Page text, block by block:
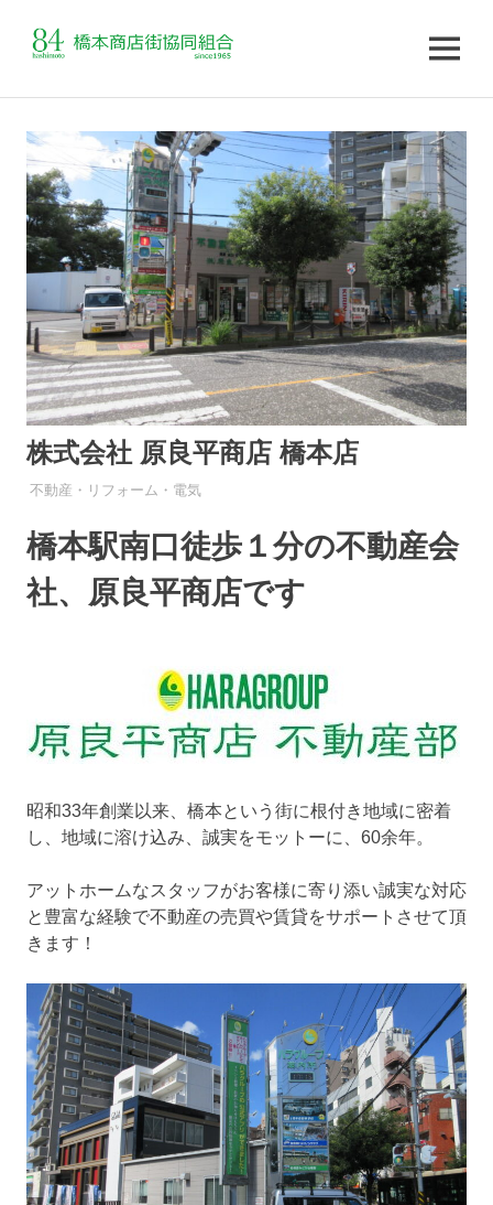
MENU
株式会社 原良平商店 橋本店
不動産・リフォーム・電気
橋本駅南口徒歩１分の不動産会
社、原良平商店です
昭和33年創業以来、橋本という街に根付き地域に密着
し、地域に溶け込み、誠実をモットーに、60余年。
アットホームなスタッフがお客様に寄り添い誠実な対応
と豊富な経験で不動産の売買や賃貸をサポートさせて頂
きます！